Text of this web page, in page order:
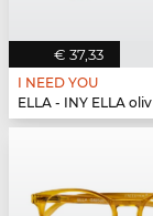
€ 37,33
I NEED YOU
ELLA - INY ELLA oliv